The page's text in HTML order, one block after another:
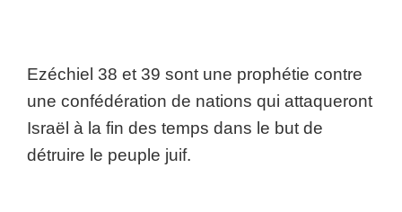
Ezéchiel 38 et 39 sont une prophétie contre
une confédération de nations qui attaqueront
Israël à la fin des temps dans le but de
détruire le peuple juif.